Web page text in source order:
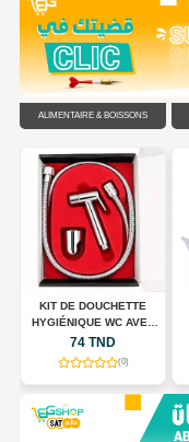
ALIMENTAIRE & BOISSONS
KIT DE DOUCHETTE
HYGIÉNIQUE WC AVEC
FLEXIBLE EN ACIER
INOXYDABLE
74 TND
(0)